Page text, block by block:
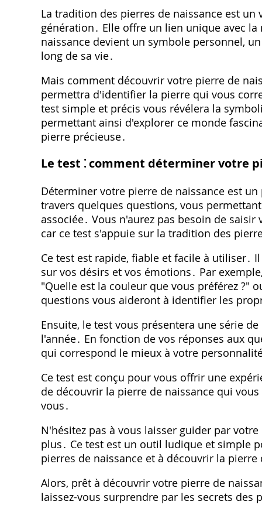
La tradition des pierres de naissance est
génération․ Elle offre un lien unique avec
naissance devient un symbole personnel,
long de sa vie․
Mais comment découvrir votre pierre de
permettra d'identifier la pierre qui vous
test simple et précis vous révélera la
permettant ainsi d'explorer ce monde
pierre précieuse․
Le test ⁚ comment déterminer votre
Déterminer votre pierre de naissance est
travers quelques questions, vous
associée․ Vous n'aurez pas besoin de
car ce test s'appuie sur la tradition des
Ce test est rapide, fiable et facile à utiliser․
sur vos désirs et vos émotions․ Par
"Quelle est la couleur que vous préférez ?"
questions vous aideront à identifier les
Ensuite, le test vous présentera une série
l'année․ En fonction de vos réponses aux
qui correspond le mieux à votre
Ce test est conçu pour vous offrir une
de découvrir la pierre de naissance qui
vous․
N'hésitez pas à vous laisser guider par
plus․ Ce test est un outil ludique et simple
pierres de naissance et à découvrir la
Alors, prêt à découvrir votre pierre de
laissez-vous surprendre par les secrets des